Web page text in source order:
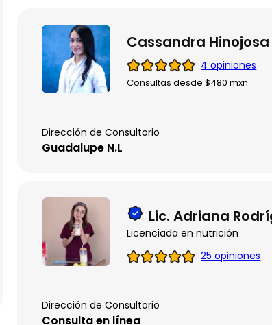
Cassandra
4 opiniones
Consultas desde $480 mxn
Dirección de Consultorio
Guadalupe N.L
Lic. Adriana
Licenciada en nutrición
25 opiniones
Dirección de Consultorio
Consulta en línea